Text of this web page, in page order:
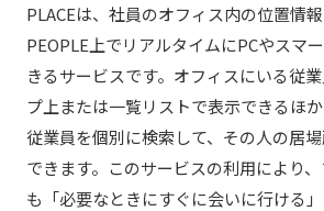
PLACEは、社員のオフィス内の位置情
PEOPLE上でリアルタイムにPCやスマ
きるサービスです。オフィスにいる従
プ上または一覧リストで表示できるほ
従業員を個別に検索して、その人の居
できます。このサービスの利用により
も「必要なときにすぐに会いに行ける」